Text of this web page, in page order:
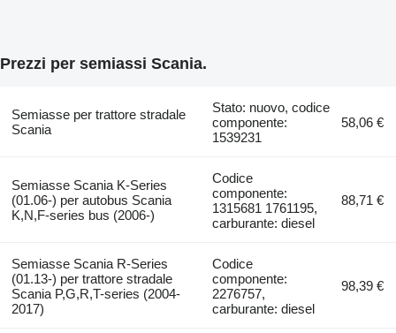
Prezzi per semiassi Scania.
Semiasse per trattore stradale
Scania
Stato: nuovo, codice
componente:
1539231
58,06 €
Semiasse Scania K-Series
(01.06-) per autobus Scania
K,N,F-series bus (2006-)
Codice
componente:
1315681 1761195,
carburante: diesel
88,71 €
Semiasse Scania R-Series
(01.13-) per trattore stradale
Scania P,G,R,T-series (2004-
2017)
Codice
componente:
2276757,
carburante: diesel
98,39 €